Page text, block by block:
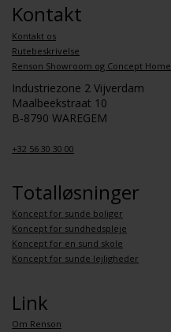
Kontakt
Kontakt os
Rutebeskrivelse
Renson Showroom og Concept Home
Industriezone 2 Vijverdam
Maalbeekstraat 10
B-8790 WAREGEM
+32 56 30 30 00
Totalløsninger
Koncept for sunde boliger
Koncept for sundhedspleje
Koncept for en sund skole
Koncept for sunde lejligheder
Link
Om Renson